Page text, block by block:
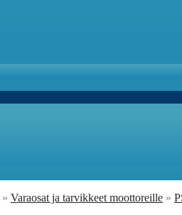
» Varaosat ja tarvikkeet moottoreille »